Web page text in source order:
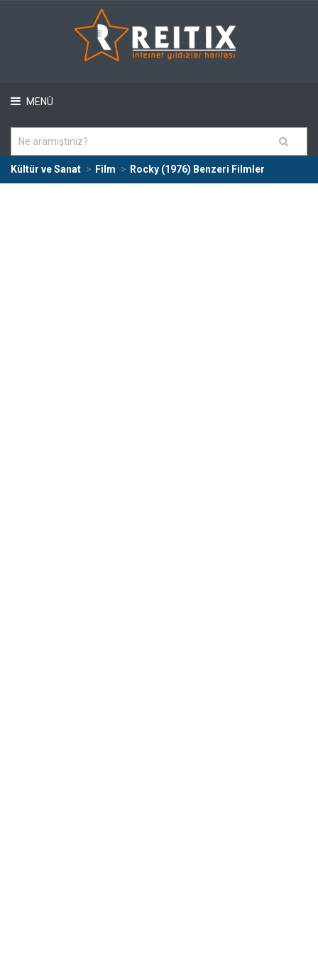
MENÜ
Kültür ve Sanat Film Rocky (1976) Benzeri Filmler